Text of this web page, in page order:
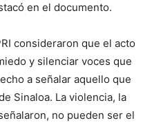
en el documento.
consideraron que el acto
y silenciar voces que
a señalar aquello que
Sinaloa. La violencia, la
no pueden ser el